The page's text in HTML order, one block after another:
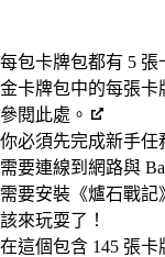
Available actions
每包卡牌包都有 5
金卡牌包中的每張卡
參閱此處。
你必須先完成新手任
需要連線到網路與
需要安裝《爐石戰記
該來玩耍了！
在這個包含 145 張